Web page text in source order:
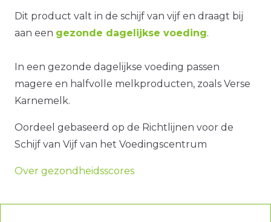
Dit product valt in de schijf van vijf en draagt bij
aan een gezonde dagelijkse voeding.
In een gezonde dagelijkse voeding passen
magere en halfvolle melkproducten, zoals Verse
Karnemelk.
Oordeel gebaseerd op de Richtlijnen voor de
Schijf van Vijf van het Voedingscentrum
Over gezondheidsscores